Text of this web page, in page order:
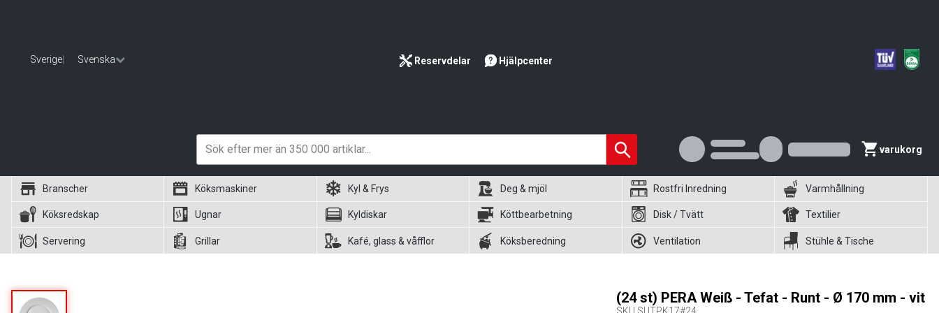
Sverige Svenska Reservdelar Hjälpcenter
varukorg
Branscher Köksmaskiner Kyl & Frys Deg & mjöl Rostfri Inredning Varmhållning
Köksredskap Ugnar Kyldiskar Köttbearbetning Disk / Tvätt Textilier
Servering Grillar Kafé, glass & våfflor Köksberedning Ventilation Stühle & Tische
(24 st) PERA Weiß - Tefat - Runt - Ø 170 mm - vit